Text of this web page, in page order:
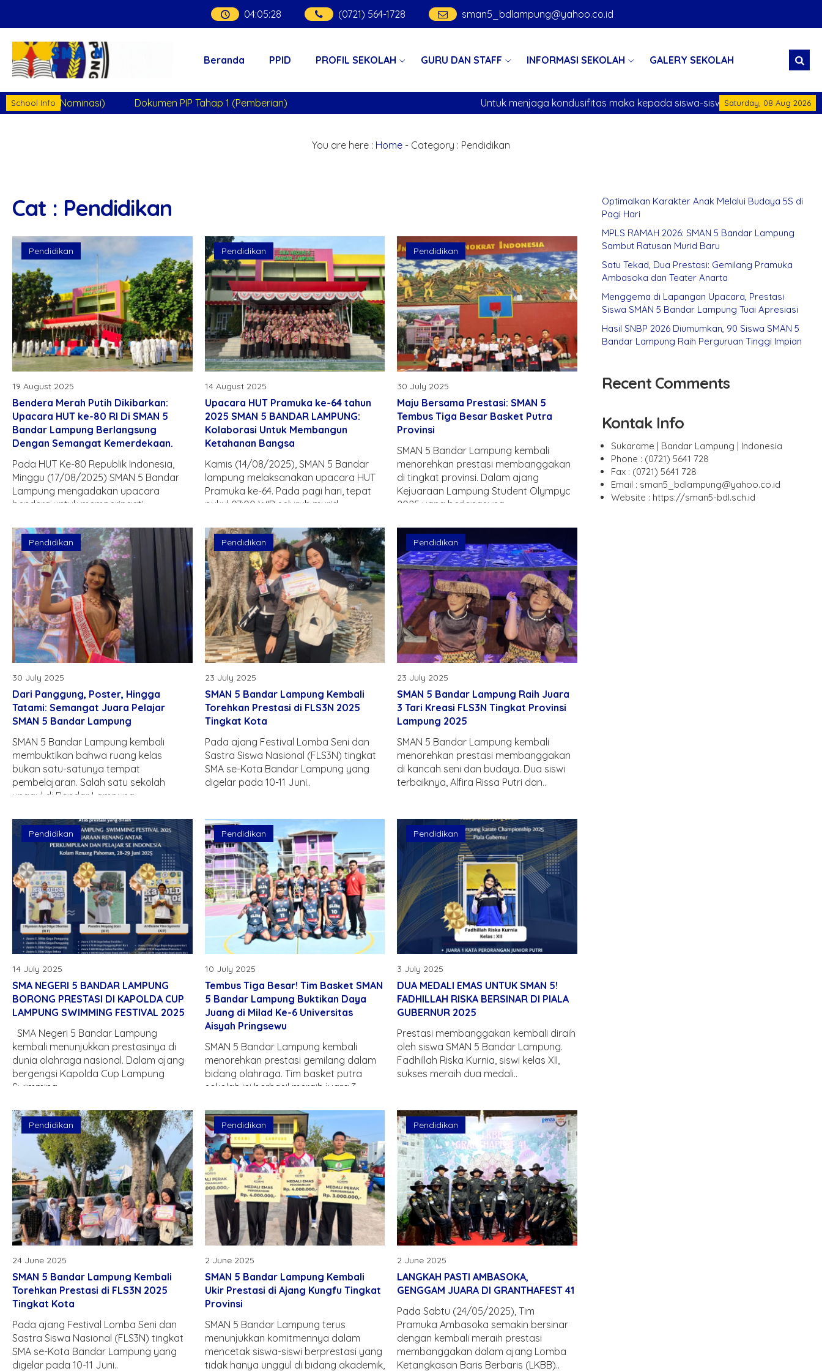
04:05:29 (0721) 564-1728 sman5_bdlampung@yahoo.co.id
Beranda PPID PROFIL SEKOLAH GURU DAN STAFF INFORMASI SEKOLAH GALERY SEKOLAH
School Info Saturday, 08 Aug 2026
(Nominasi) Dokumen PIP Tahap 1 (Pemberian)Untuk menjaga kondusifitas maka kepada siswa-siswi dilarang melakukan konvoi mengendarai
You are here : Home - Category : Pendidikan
Cat : Pendidikan
Pendidikan
19 August 2025
Bendera Merah Putih Dikibarkan:
Upacara HUT ke-80 RI Di SMAN 5
Bandar Lampung Berlangsung
Dengan Semangat Kemerdekaan.
Pada HUT Ke-80 Republik Indonesia,
Minggu (17/08/2025) SMAN 5 Bandar
Lampung mengadakan upacara
bendera untuk memperingati
rasa..
Pendidikan
14 August 2025
Upacara HUT Pramuka ke-64 tahun
2025 SMAN 5 BANDAR LAMPUNG:
Kolaborasi Untuk Membangun
Ketahanan Bangsa
Kamis (14/08/2025), SMAN 5 Bandar
lampung melaksanakan upacara HUT
Pramuka ke-64. Pada pagi hari, tepat
pukul 07:00 WIB seluruh murid..
Pendidikan
30 July 2025
Maju Bersama Prestasi: SMAN 5
Tembus Tiga Besar Basket Putra
Provinsi
SMAN 5 Bandar Lampung kembali
menorehkan prestasi membanggakan
di tingkat provinsi. Dalam ajang
Kejuaraan Lampung Student Olympyc
2025 yang berlangsung..
Pendidikan
30 July 2025
Dari Panggung, Poster, Hingga
Tatami: Semangat Juara Pelajar
SMAN 5 Bandar Lampung
SMAN 5 Bandar Lampung kembali
membuktikan bahwa ruang kelas
bukan satu-satunya tempat
pembelajaran. Salah satu sekolah
unggul di Bandar Lampung..
Pendidikan
23 July 2025
SMAN 5 Bandar Lampung Kembali
Torehkan Prestasi di FLS3N 2025
Tingkat Kota
Pada ajang Festival Lomba Seni dan
Sastra Siswa Nasional (FLS3N) tingkat
SMA se-Kota Bandar Lampung yang
digelar pada 10-11 Juni..
Pendidikan
23 July 2025
SMAN 5 Bandar Lampung Raih Juara
3 Tari Kreasi FLS3N Tingkat Provinsi
Lampung 2025
SMAN 5 Bandar Lampung kembali
menorehkan prestasi membanggakan
di kancah seni dan budaya. Dua siswi
terbaiknya, Alfira Rissa Putri dan..
Pendidikan
14 July 2025
SMA NEGERI 5 BANDAR LAMPUNG
BORONG PRESTASI DI KAPOLDA CUP
LAMPUNG SWIMMING FESTIVAL 2025
SMA Negeri 5 Bandar Lampung
kembali menunjukkan prestasinya di
dunia olahraga nasional. Dalam ajang
bergengsi Kapolda Cup Lampung
Swimming..
Pendidikan
10 July 2025
Tembus Tiga Besar! Tim Basket SMAN
5 Bandar Lampung Buktikan Daya
Juang di Milad Ke-6 Universitas
Aisyah Pringsewu
SMAN 5 Bandar Lampung kembali
menorehkan prestasi gemilang dalam
bidang olahraga. Tim basket putra
sekolah ini berhasil meraih juara 3..
Pendidikan
3 July 2025
DUA MEDALI EMAS UNTUK SMAN 5!
FADHILLAH RISKA BERSINAR DI PIALA
GUBERNUR 2025
Prestasi membanggakan kembali diraih
oleh siswa SMAN 5 Bandar Lampung.
Fadhillah Riska Kurnia, siswi kelas XII,
sukses meraih dua medali..
Pendidikan
24 June 2025
SMAN 5 Bandar Lampung Kembali
Torehkan Prestasi di FLS3N 2025
Tingkat Kota
Pada ajang Festival Lomba Seni dan
Sastra Siswa Nasional (FLS3N) tingkat
SMA se-Kota Bandar Lampung yang
digelar pada 10-11 Juni..
Pendidikan
2 June 2025
SMAN 5 Bandar Lampung Kembali
Ukir Prestasi di Ajang Kungfu Tingkat
Provinsi
SMAN 5 Bandar Lampung terus
menunjukkan komitmennya dalam
mencetak siswa-siswi berprestasi yang
tidak hanya unggul di bidang akademik,
Pendidikan
2 June 2025
LANGKAH PASTI AMBASOKA,
GENGGAM JUARA DI GRANTHAFEST 41
Pada Sabtu (24/05/2025), Tim
Pramuka Ambasoka semakin bersinar
dengan kembali meraih prestasi
membanggakan dalam ajang Lomba
Ketangkasan Baris Berbaris (LKBB)..
Optimalkan Karakter Anak Melalui Budaya 5S di
Pagi Hari
MPLS RAMAH 2026: SMAN 5 Bandar Lampung
Sambut Ratusan Murid Baru
Satu Tekad, Dua Prestasi: Gemilang Pramuka
Ambasoka dan Teater Anarta
Menggema di Lapangan Upacara, Prestasi
Siswa SMAN 5 Bandar Lampung Tuai Apresiasi
Hasil SNBP 2026 Diumumkan, 90 Siswa SMAN 5
Bandar Lampung Raih Perguruan Tinggi Impian
Recent Comments
Kontak Info
Sukarame | Bandar Lampung | Indonesia
Phone : (0721) 5641 728
Fax : (0721) 5641 728
Email : sman5_bdlampung@yahoo.co.id
Website : https://sman5-bdl.sch.id